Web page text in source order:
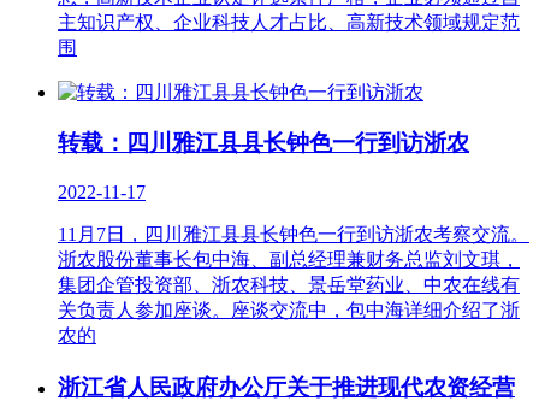
主知识产权、企业科技人才占比、高新技术领域规定范
围
转载：四川雅江县县长钟色一行到访浙农
2022-11-17
11月7日，四川雅江县县长钟色一行到访浙农考察交流。
浙农股份董事长包中海、副总经理兼财务总监刘文琪，
集团企管投资部、浙农科技、景岳堂药业、中农在线有
关负责人参加座谈。座谈交流中，包中海详细介绍了浙
农的
浙江省人民政府办公厅关于推进现代农资经营